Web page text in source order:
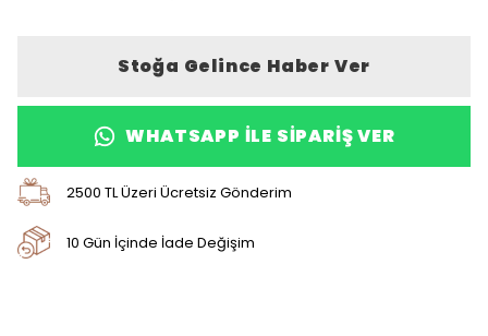
Stoğa Gelince Haber Ver
WHATSAPP ILE SIPARIŞ VER
2500 TL Üzeri Ücretsiz Gönderim
10 Gün İçinde İade Değişim